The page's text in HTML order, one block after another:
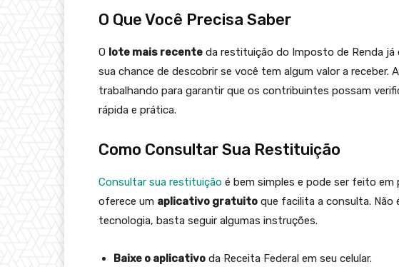
O Que Você Precisa Saber
O lote mais recente da restituição do Imposto de Renda
sua chance de descobrir se você tem algum valor a receber.
trabalhando para garantir que os contribuintes possam
rápida e prática.
Como Consultar Sua Restituição
Consultar sua restituição é bem simples e pode ser feito em
oferece um aplicativo gratuito que facilita a consulta. Não
tecnologia, basta seguir algumas instruções.
Baixe o aplicativo da Receita Federal em seu celular.